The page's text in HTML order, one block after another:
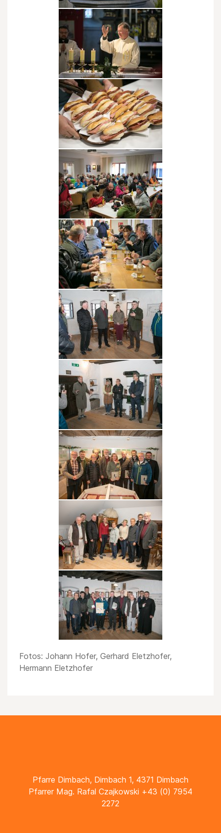
Fotos: Johann Hofer, Gerhard Eletzhofer,
Hermann Eletzhofer
Pfarre Dimbach, Dimbach 1, 4371 Dimbach
Pfarrer Mag. Rafal Czajkowski +43 (0) 7954
2272